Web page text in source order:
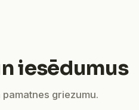
iesēdumus
griezumu.